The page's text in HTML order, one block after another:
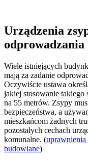
Urządzenia
odprowadzania
Wiele istniejących
mają za zadanie
Oczywiście ustawa
jakiej stosowanie takiego
na 55 metrów. Zsypy
bezpieczeństwa, a
mieszkańcom żadnych
pozostałych cechach
komunalne. (
budowlane)